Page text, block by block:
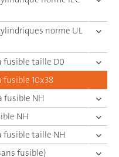
norme UL
fusible taille D0
10x38
fusible NH
NH
fusible taille NH
fusible)